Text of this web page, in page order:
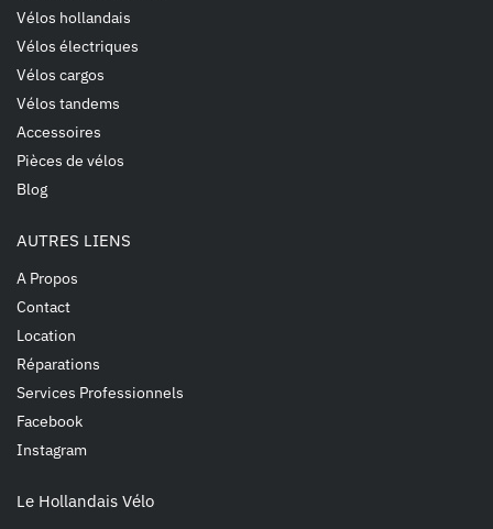
Vélos hollandais
Vélos électriques
Vélos cargos
Vélos tandems
Accessoires
Pièces de vélos
Blog
AUTRES LIENS
A Propos
Contact
Location
Réparations
Services Professionnels
Facebook
Instagram
Le Hollandais Vélo